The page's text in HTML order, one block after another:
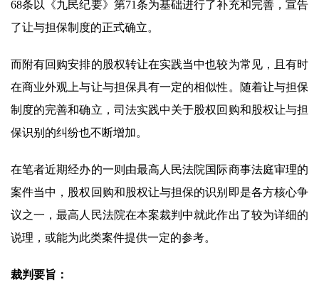
68条以《九民纪要》第71条为基础进行了补充和完善，宣告
了让与担保制度的正式确立。
而附有回购安排的股权转让在实践当中也较为常见，且有时
在商业外观上与让与担保具有一定的相似性。随着让与担保
制度的完善和确立，司法实践中关于股权回购和股权让与担
保识别的纠纷也不断增加。
在笔者近期经办的一则由最高人民法院国际商事法庭审理的
案件当中，股权回购和股权让与担保的识别即是各方核心争
议之一，最高人民法院在本案裁判中就此作出了较为详细的
说理，或能为此类案件提供一定的参考。
裁判要旨：